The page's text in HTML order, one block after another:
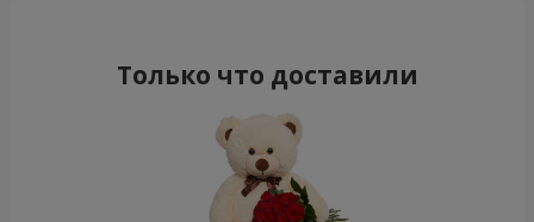
Только что доставили